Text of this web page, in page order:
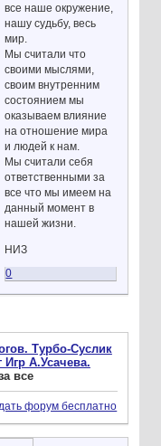
все наше окружение,
нашу судьбу, весь
мир.
Мы считали что
своими мыслями,
своим внутренним
состоянием мы
оказываем влияние
на отношение мира
и людей к нам.
Мы считали себя
ответственными за
все что мы имеем на
данный момент в
нашей жизни.
НИЗ
0
Турбо-Суслик
А.Усачева.
все
форум бесплатно